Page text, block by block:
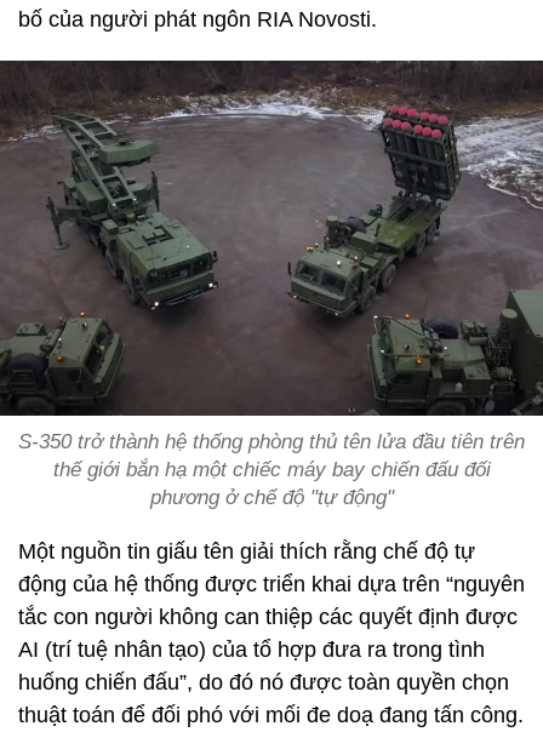
bố của người phát ngôn RIA Novosti.
S-350 trở thành hệ thống phòng thủ tên lửa đầu tiên trên
thế giới bắn hạ một chiếc máy bay chiến đấu đối
phương ở chế độ "tự động"
Một nguồn tin giấu tên giải thích rằng chế độ tự
động của hệ thống được triển khai dựa trên “nguyên
tắc con người không can thiệp các quyết định được
AI (trí tuệ nhân tạo) của tổ hợp đưa ra trong tình
huống chiến đấu”, do đó nó được toàn quyền chọn
thuật toán để đối phó với mối đe doạ đang tấn công.